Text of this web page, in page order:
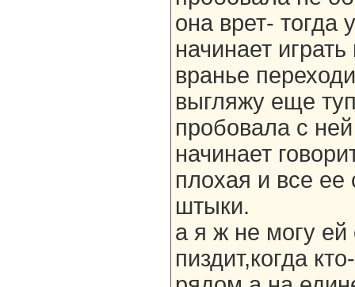
она врет- тогда
начинает
вранье
выгляжу еще
пробовала с
начинает
плохая и все
штыки.
а я ж не могу ей
пиздит,когда